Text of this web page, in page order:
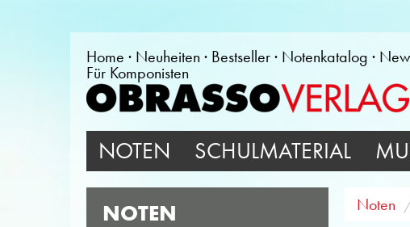
Home Neuheiten Bestseller Notenkatalog
Für Komponisten
NOTEN SCHULMATERIAL
NOTEN Noten